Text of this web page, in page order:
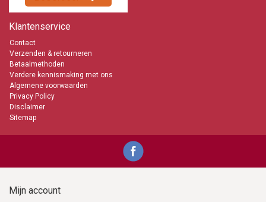
Klantenservice
Contact
Verzenden & retourneren
Betaalmethoden
Verdere kennismaking met ons
Algemene voorwaarden
Privacy Policy
Disclaimer
Sitemap
Mijn account